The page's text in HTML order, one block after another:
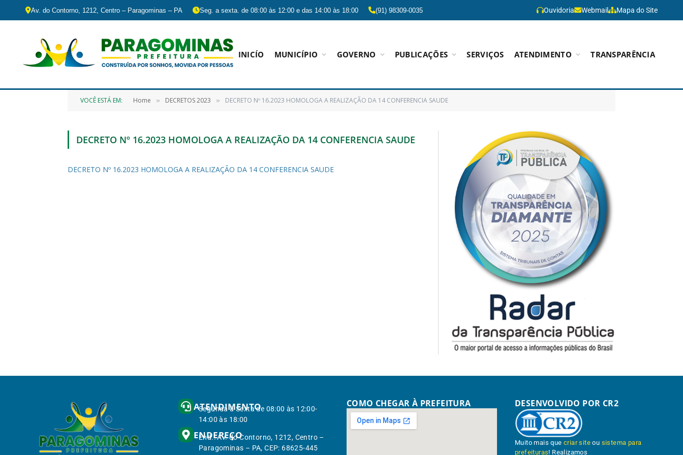
Av. do Contorno, 1212, Centro – Paragominas – PA Seg. a sexta. de 08:00 às 12:00 e das 14:00 às 18:00 (91) 98309-0035 Ouvidoria Webmail Mapa do Site
INICÍO MUNICÍPIO GOVERNO PUBLICAÇÕES SERVIÇOS ATENDIMENTO TRANSPARÊNCIA
VOCÊ ESTÁ EM: Home » DECRETOS 2023 » DECRETO Nº 16.2023 HOMOLOGA A REALIZAÇÃO DA 14 CONFERENCIA SAUDE
DECRETO Nº 16.2023 HOMOLOGA A REALIZAÇÃO DA 14 CONFERENCIA SAUDE
DECRETO Nº 16.2023 HOMOLOGA A REALIZAÇÃO DA 14 CONFERENCIA SAUDE
ATENDIMENTO
Segunda à Sexta de 08:00 às 12:00-
14:00 às 18:00
ENDEREÇO
End.: Av. do Contorno, 1212, Centro –
Paragominas – PA, CEP: 68625-445
COMO CHEGAR À PREFEITURA DESENVOLVIDO POR CR2
Muito mais quecriar site ou sistema para
prefeituras! Realizamos